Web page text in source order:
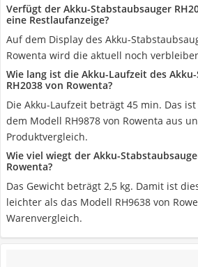
Verfügt der Akku-Stabstaubsauger
eine Restlaufanzeige?
Auf dem Display des Akku-
Rowenta wird die aktuell noch
Wie lang ist die Akku-Laufzeit des
RH2038 von Rowenta?
Die Akku-Laufzeit beträgt 45 min. Das
dem Modell RH9878 von Rowenta aus
Produktvergleich.
Wie viel wiegt der Akku-
Rowenta?
Das Gewicht beträgt 2,5 kg. Damit ist
leichter als das Modell RH9638 von
Warenvergleich.